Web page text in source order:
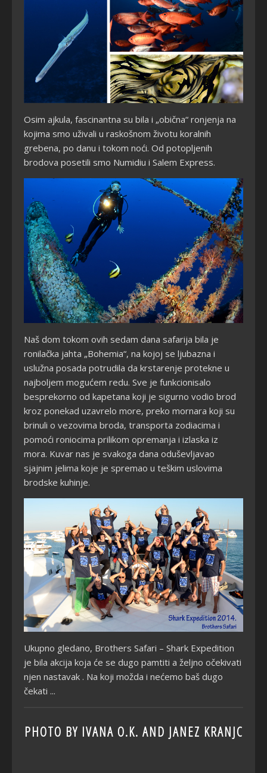
Osim ajkula, fascinantna su bila i „obična“ ronjenja na
kojima smo uživali u raskošnom životu koralnih
grebena, po danu i tokom noći. Od potopljenih
brodova posetili smo Numidiu i Salem Express.
Naš dom tokom ovih sedam dana safarija bila je
ronilačka jahta „Bohemia“, na kojoj se ljubazna i
uslužna posada potrudila da krstarenje protekne u
najboljem mogućem redu. Sve je funkcionisalo
besprekorno od kapetana koji je sigurno vodio brod
kroz ponekad uzavrelo more, preko mornara koji su
brinuli o vezovima broda, transporta zodiacima i
pomoći roniocima prilikom opremanja i izlaska iz
mora. Kuvar nas je svakoga dana oduševljavao
sjajnim jelima koje je spremao u teškim uslovima
brodske kuhinje.
Ukupno gledano, Brothers Safari – Shark Expedition
je bila akcija koja će se dugo pamtiti a željno očekivati
njen nastavak . Na koji možda i nećemo baš dugo
čekati ...
PHOTO BY IVANA O.K. AND JANEZ KRANJC